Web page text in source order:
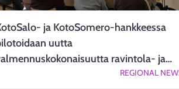
ja KotoSomero-hankkeessa
uutta
ravintola- ja
REGIONAL